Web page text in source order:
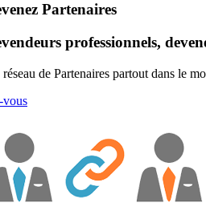
Partenaires
professionnels,
de Partenaires partout dans le
vous